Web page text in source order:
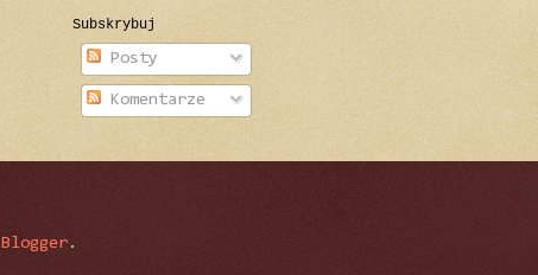
Subskrybuj
Posty
Komentarze
Blogger.